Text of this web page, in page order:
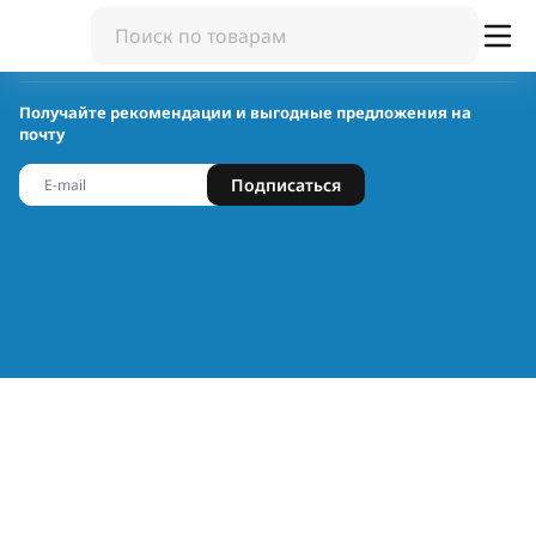
Получайте рекомендации и выгодные предложения на
почту
Подписаться